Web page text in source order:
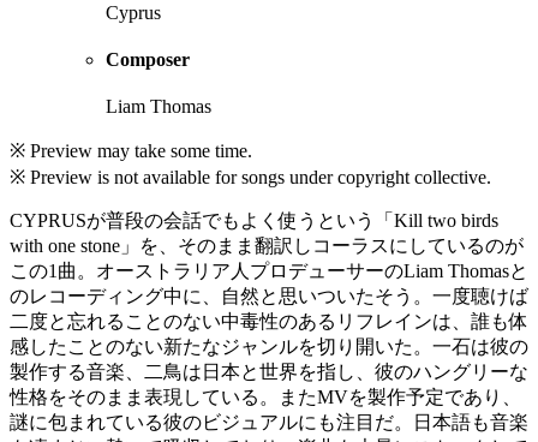
Cyprus
Composer
Liam Thomas
※ Preview may take some time.
※ Preview is not available for songs under copyright collective.
CYPRUSが普段の会話でもよく使うという「Kill two birds
with one stone」を、そのまま翻訳しコーラスにしているのが
この1曲。オーストラリア人プロデューサーのLiam Thomasと
のレコーディング中に、自然と思いついたそう。一度聴けば
二度と忘れることのない中毒性のあるリフレインは、誰も体
感したことのない新たなジャンルを切り開いた。一石は彼の
製作する音楽、二鳥は日本と世界を指し、彼のハングリーな
性格をそのまま表現している。またMVを製作予定であり、
謎に包まれている彼のビジュアルにも注目だ。日本語も音楽